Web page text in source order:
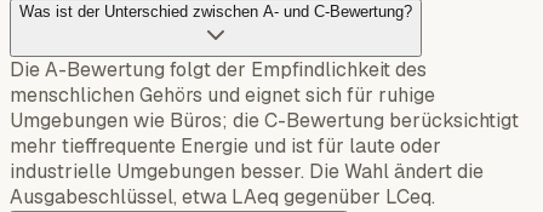
Was ist der Unterschied zwischen A- und C-Bewertung?
Die A-Bewertung folgt der Empfindlichkeit des
menschlichen Gehörs und eignet sich für ruhige
Umgebungen wie Büros; die C-Bewertung berücksichtigt
mehr tieffrequente Energie und ist für laute oder
industrielle Umgebungen besser. Die Wahl ändert die
Ausgabeschlüssel, etwa LAeq gegenüber LCeq.